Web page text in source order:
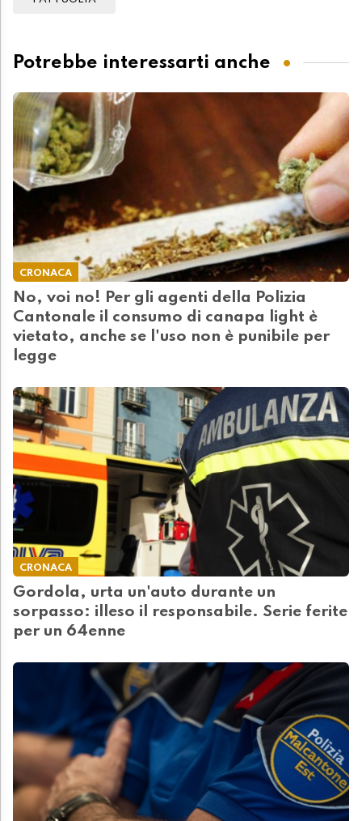
Potrebbe interessarti anche
CRONACA
No, voi no! Per gli agenti della Polizia
Cantonale il consumo di canapa light è
vietato, anche se l'uso non è punibile per
legge
CRONACA
Gordola, urta un'auto durante un
sorpasso: illeso il responsabile. Serie ferite
per un 64enne